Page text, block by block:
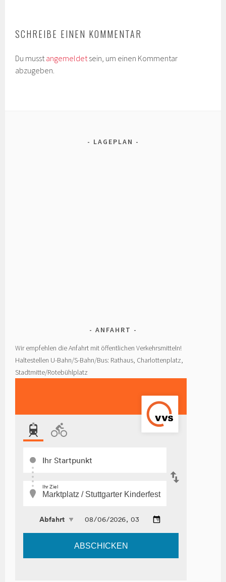
SCHREIBE EINEN KOMMENTAR
Du musstangemeldetsein, um einen Kommentar
abzugeben.
LAGEPLAN
ANFAHRT
Wir empfehlen die Anfahrt mit öffentlichen Verkehrsmitteln!
Haltestellen U-Bahn/S-Bahn/Bus: Rathaus, Charlottenplatz,
Stadtmitte/Rotebühlplatz